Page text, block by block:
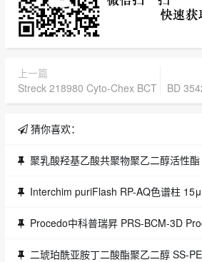
上一篇
Streck 218980 Cyto-Chex BCT 科研采
BD
猜你喜欢：
聚乳酸羟基乙酸共聚物聚乙二醇活性
Interchim puriFlash RP-AQ色谱柱
Procedo中科普瑞昇 PRS-BCM-3D Procedo中科普瑞昇类器官
二琥珀酰亚胺丁二酸酯聚乙二醇 SS-